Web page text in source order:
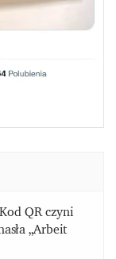
QR czyni
„Arbeit